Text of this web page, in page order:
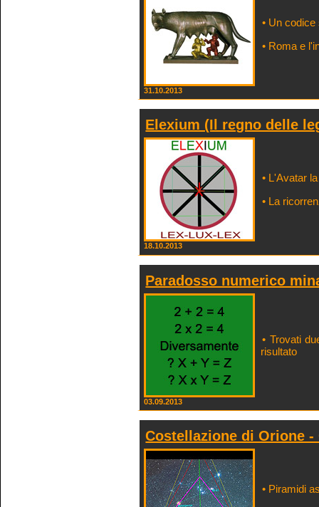
• Un
• Roma e
31.10.2013
Elexium (Il regno delle
• L'Avatar
• La
18.10.2013
Paradosso numerico
• Trovati
risultato
03.09.2013
Costellazione di Orione
• Piramidi